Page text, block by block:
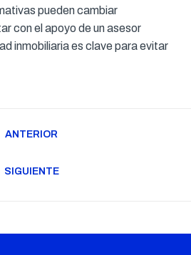
pueden cambiar
con el apoyo de un asesor
inmobiliaria es clave para evitar
ANTERIOR
SIGUIENTE